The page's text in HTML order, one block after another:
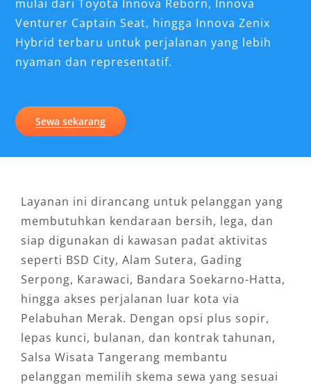
mulai dari Toyota Innova Reborn, Innova
Venturer Captain Seat, hingga Innova Zenix
Hybrid terbaru untuk perjalanan yang lebih
nyaman dan representatif.
Sewa sekarang
Layanan ini dirancang untuk pelanggan yang
membutuhkan kendaraan bersih, lega, dan
siap digunakan di kawasan padat aktivitas
seperti BSD City, Alam Sutera, Gading
Serpong, Karawaci, Bandara Soekarno-Hatta,
hingga akses perjalanan luar kota via
Pelabuhan Merak. Dengan opsi plus sopir,
lepas kunci, bulanan, dan kontrak tahunan,
Salsa Wisata Tangerang membantu
pelanggan memilih skema sewa yang sesuai